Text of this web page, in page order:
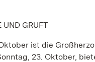
UND GRUFT
ist die
23. Oktober,